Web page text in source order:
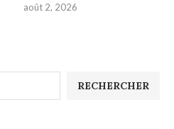
RECHERCHER
août 2, 2026